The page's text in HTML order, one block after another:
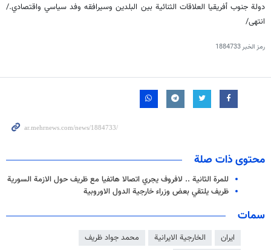
دولة جنوب أفريقيا العلاقات الثنائية بين البلدين وسيرافقه وفد سياسي واقتصادي./
انتهى/
رمز الخبر1884733
محتوى ذات صلة
للمرة الثانية .. لافروف يجري اتصالا هاتفيا مع ظريف حول الازمة السورية
ظريف يلتقي بعض وزراء خارجية الدول الاوروبية
سمات
ايران الخارجية الايرانية
محمد جواد ظريف